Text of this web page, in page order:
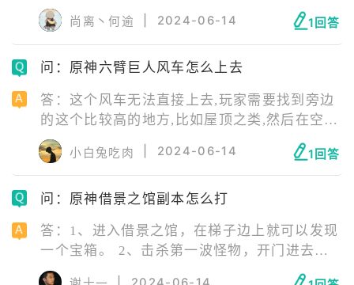
风问红叶」以及完成莫娜传说任务映天之章·第
一幕「在此世的星空之外」，完成任务可以获
得丰厚的原石奖励哦。
尚离丶何逾 2024-06-14 1回答
问：原神六臂巨人风车怎么上去
答：这个风车无法直接上去,玩家需要找到旁边
的这个比较高的地方,比如屋顶之类,然后在空中
直接滑翔过去,风车顶部平台上有一个宝箱不要
忘记了。 游戏发生在一个被称作“提瓦特大陆”
的幻想世界，在这里，被神选中的人将被授予
“神之眼”，导引元素之力。玩家将扮演一位名
性格各异、能力独特的同伴们，和他们一起击
败强敌，找回失散的亲人——同时，逐步发掘
“原神”的真相。
小白兔吃肉 2024-06-14 1回答
问：原神借景之馆副本怎么打
答：1、进入借景之馆，在梯子边上就可以发现
一个宝箱。 2、击杀第一波怪物，开门进去后
还可以拿到两个宝箱。 3、在方便的墙壁上找